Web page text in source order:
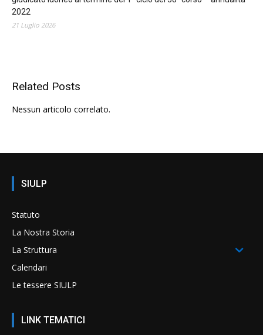
2022
21 Luglio 2026
Related Posts
Nessun articolo correlato.
SIULP
Statuto
La Nostra Storia
La Struttura
Calendari
Le tessere SIULP
LINK TEMATICI